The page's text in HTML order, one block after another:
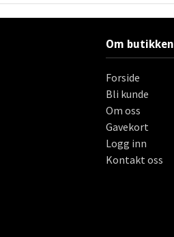
Om butikken
Forside
Bli kunde
Om oss
Gavekort
Logg inn
Kontakt oss